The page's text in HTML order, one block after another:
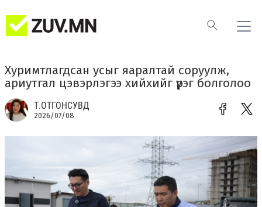
Хуримтлагдсан усыг яаралтай соруулж,
ариутгал цэвэрлэгээ хийхийг үүрэг болголоо
Т.ОТГОНСУВД
2026/07/08